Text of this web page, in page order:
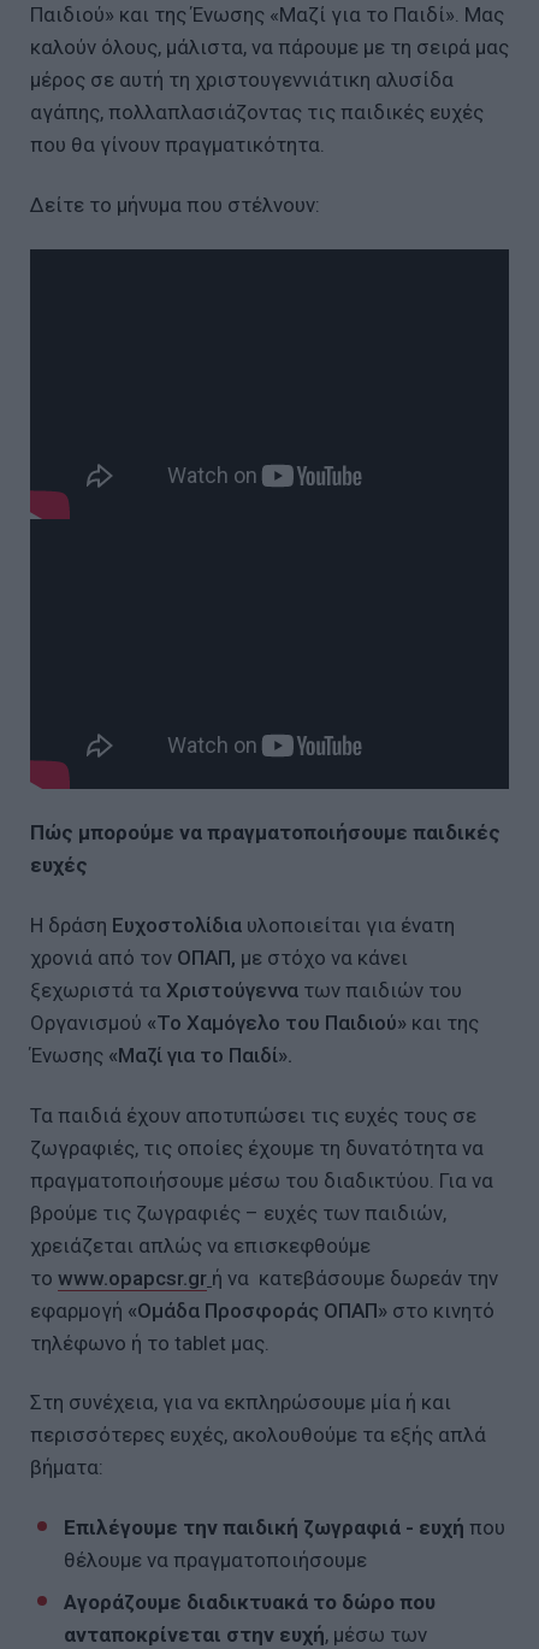
Παιδιού» και της Ένωσης «Μαζί για το Παιδί». Μας
καλούν όλους, μάλιστα, να πάρουμε με τη σειρά μας
μέρος σε αυτή τη χριστουγεννιάτικη αλυσίδα
αγάπης, πολλαπλασιάζοντας τις παιδικές ευχές
που θα γίνουν πραγματικότητα.
Δείτε το μήνυμα που στέλνουν:
Πώς μπορούμε να πραγματοποιήσουμε παιδικές
ευχές
Η δράση Ευχοστολίδια υλοποιείται για ένατη
χρονιά από τον ΟΠΑΠ, με στόχο να κάνει
ξεχωριστά τα Χριστούγεννα των παιδιών του
Οργανισμού «Το Χαμόγελο του Παιδιού» και της
Ένωσης «Μαζί για το Παιδί».
Τα παιδιά έχουν αποτυπώσει τις ευχές τους σε
ζωγραφιές, τις οποίες έχουμε τη δυνατότητα να
πραγματοποιήσουμε μέσω του διαδικτύου. Για να
βρούμε τις ζωγραφιές – ευχές των παιδιών,
χρειάζεται απλώς να επισκεφθούμε
το www.opapcsr.gr ή να κατεβάσουμε δωρεάν την
εφαρμογή «Ομάδα Προσφοράς ΟΠΑΠ» στο κινητό
τηλέφωνο ή το tablet μας.
Στη συνέχεια, για να εκπληρώσουμε μία ή και
περισσότερες ευχές, ακολουθούμε τα εξής απλά
βήματα:
Επιλέγουμε την παιδική ζωγραφιά - ευχή που
θέλουμε να πραγματοποιήσουμε
Αγοράζουμε διαδικτυακά το δώρο που
ανταποκρίνεται στην ευχή, μέσω των